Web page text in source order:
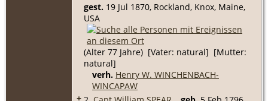
gest. 19 Jul 1870, Rockland, Knox, Maine,
USA
(Alter 77 Jahre) [Vater: natural] [Mutter:
natural]
verh. Henry W. WINCHENBACH-
WINCAPAW
+